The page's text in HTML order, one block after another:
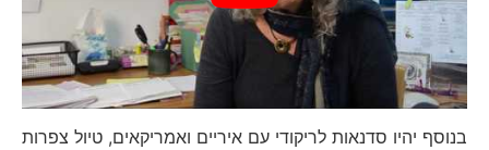
בנוסף יהיו סדנאות לריקודי עם איריים ואמריקאים, טיול צפרות